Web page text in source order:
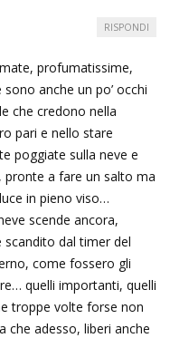
profumatissime,
anche un po’ occhi
che credono nella
pari e nello stare
poggiate sulla neve e
pronte a fare un salto ma
in pieno viso…
scende ancora,
dal timer del
come fossero gli
quelli importanti, quelli
troppe volte forse non
che adesso, liberi anche
RISPONDI